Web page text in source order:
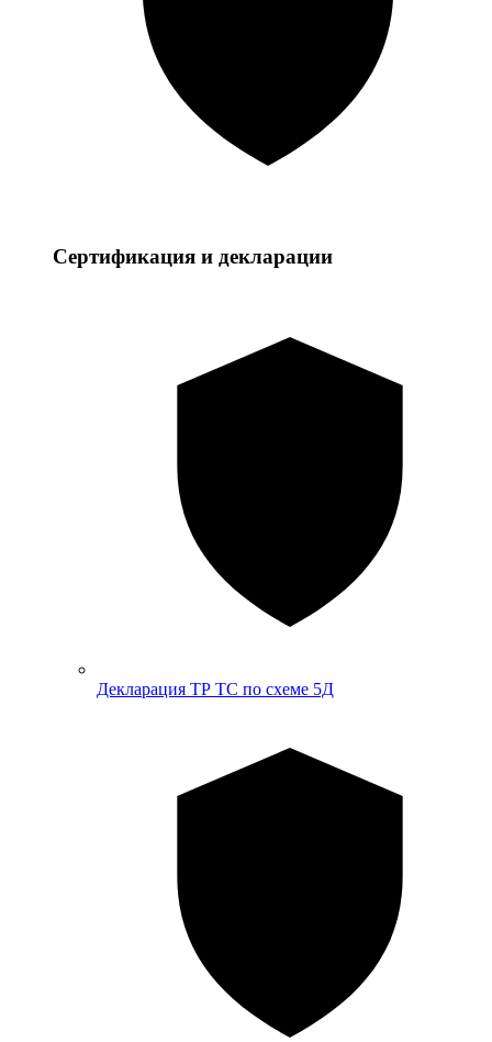
Сертификация и декларации
Декларация ТР ТС по схеме 5Д